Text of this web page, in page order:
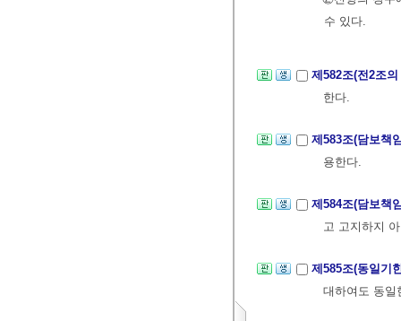
수 있다.
제582조(전2조
한다.
제583조(담보책
용한다.
제584조(담보책
고 고지하지
제585조(동일기
대하여도 동일